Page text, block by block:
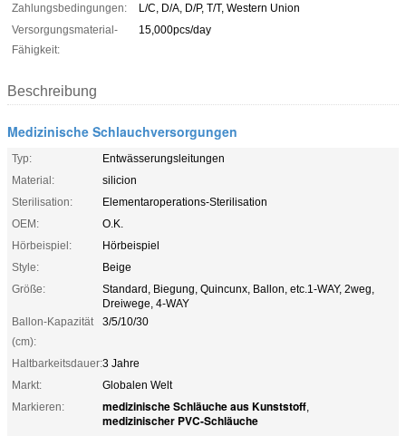
Zahlungsbedingungen:
L/C, D/A, D/P, T/T, Western Union
Versorgungsmaterial-
Fähigkeit:
15,000pcs/day
Beschreibung
Medizinische Schlauchversorgungen
Typ:
Entwässerungsleitungen
Material:
silicion
Sterilisation:
Elementaroperations-Sterilisation
OEM:
O.K.
Hörbeispiel:
Hörbeispiel
Style:
Beige
Größe:
Standard, Biegung, Quincunx, Ballon, etc.1-WAY, 2weg,
Dreiwege, 4-WAY
Ballon-Kapazität
(cm):
3/5/10/30
Haltbarkeitsdauer:3 Jahre
Markt:
Globalen Welt
Markieren:
medizinische Schläuche aus Kunststoff,
medizinischer PVC-Schläuche